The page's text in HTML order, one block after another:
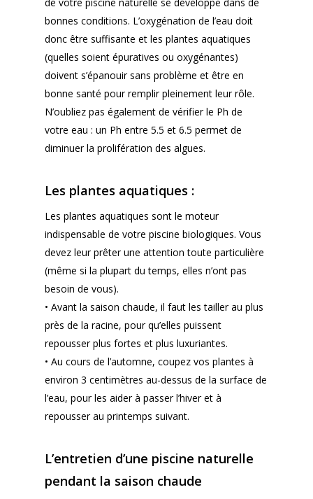
de votre piscine naturelle se développe dans de
bonnes conditions. L’oxygénation de l’eau doit
donc être suffisante et les plantes aquatiques
(quelles soient épuratives ou oxygénantes)
doivent s’épanouir sans problème et être en
bonne santé pour remplir pleinement leur rôle.
N’oubliez pas également de vérifier le Ph de
votre eau : un Ph entre 5.5 et 6.5 permet de
diminuer la prolifération des algues.
Les plantes aquatiques :
Les plantes aquatiques sont le moteur
indispensable de votre piscine biologiques. Vous
devez leur prêter une attention toute particulière
(même si la plupart du temps, elles n’ont pas
besoin de vous).
• Avant la saison chaude, il faut les tailler au plus
près de la racine, pour qu’elles puissent
repousser plus fortes et plus luxuriantes.
• Au cours de l’automne, coupez vos plantes à
environ 3 centimètres au-dessus de la surface de
l’eau, pour les aider à passer l’hiver et à
repousser au printemps suivant.
L’entretien d’une piscine naturelle
pendant la saison chaude
BASSIN
BAIGNADE
CONSTRUCTION
MALADIE
EPURATION
JARDIN
TRAITEMENTS
BAIGNADE
ENTREPRENEURS
ESHOP